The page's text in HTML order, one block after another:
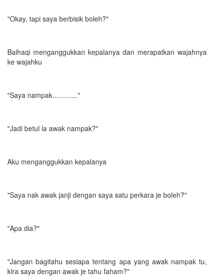
"Okay, tapi saya berbisik boleh?"
Baihaqi menganggukkan kepalanya dan merapatkan wajahnya
ke wajahku
"Saya nampak............."
"Jadi betul la awak nampak?"
Aku menganggukkan kepalanya
"Saya nak awak janji dengan saya satu perkara je boleh?"
"Apa dia?"
"Jangan bagitahu sesiapa tentang apa yang awak nampak tu,
kira saya dengan awak je tahu faham?"